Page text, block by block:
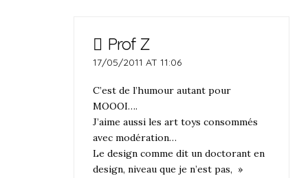
Prof Z
17/05/2011 AT 11:06
C’est de l’humour autant pour
MOOOI….
J’aime aussi les art toys consommés
avec modération…
Le design comme dit un doctorant en
design, niveau que je n’est pas, »